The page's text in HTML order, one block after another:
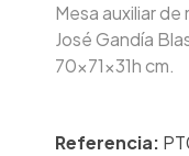
Mesa auxiliar
José Gandía
70x71x31h cm.
Referencia: